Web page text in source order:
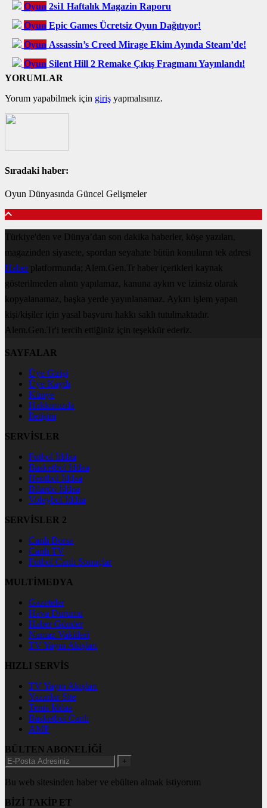
Oyun 2si1 Haftalık Magazin Raporu
Oyun Epic Games Ücretsiz Oyun Dağıtıyor!
Oyun Assassin’s Creed Mirage Ekim Ayında Steam’de!
Oyun Silent Hill 2 Remake Çıkış Fragmanı Yayınlandı!
YORUMLAR
Yorum yapabilmek için giriş yapmalısınız.
Sıradaki haber:
Oyun Dünyasında Güncel Gelişmeler
Türkiye'den ve Dünya’dan son dakika haberler, köşe yazıları,
magazinden siyasete, spordan seyahate bütün konuların tek adresi
Haberplatformunda; Alem.Gen.Tr haber içerikleri kaynak
gösterilmeden alıntı yapılamaz, kanuna aykırı ve izinsiz olarak
kopyalanamaz, başka yerde yayınlanamaz. Aykırı işlem yapan
kişi/kişiler için yasal başvuru hakkı saklı tutulmaktadır.
Alem.Gen.Tr'i tercih ettiğiniz için teşekkür ederiz.
SAYFALAR
Üye Girişi
Üye Kaydı
Künye
Hakkımızda
İletişim
SERVİSLER
Futbol İddaa
Basketbol İddaa
Hentbol İddaa
Bilardo İddaa
Voleybol İddaa
SERVİSLER 2
Canlı Borsa
Canlı TV
Futbol Canlı Sonuçlar
MULTİMEDYA
Gazeteler
Hava Durumu
Haber Gönder
Namaz Vakitleri
TV Yayın Akışları
HIZLI SERVİS
TV Yayın Akışları
Yazarlar Site
Tenis İddaa
Basketbol Canlı
AMP
BÜLTEN ABONELİĞİ
+
Bu web sitesinden haber ve ebülten almak istiyorum
BİZİ TAKİP ET